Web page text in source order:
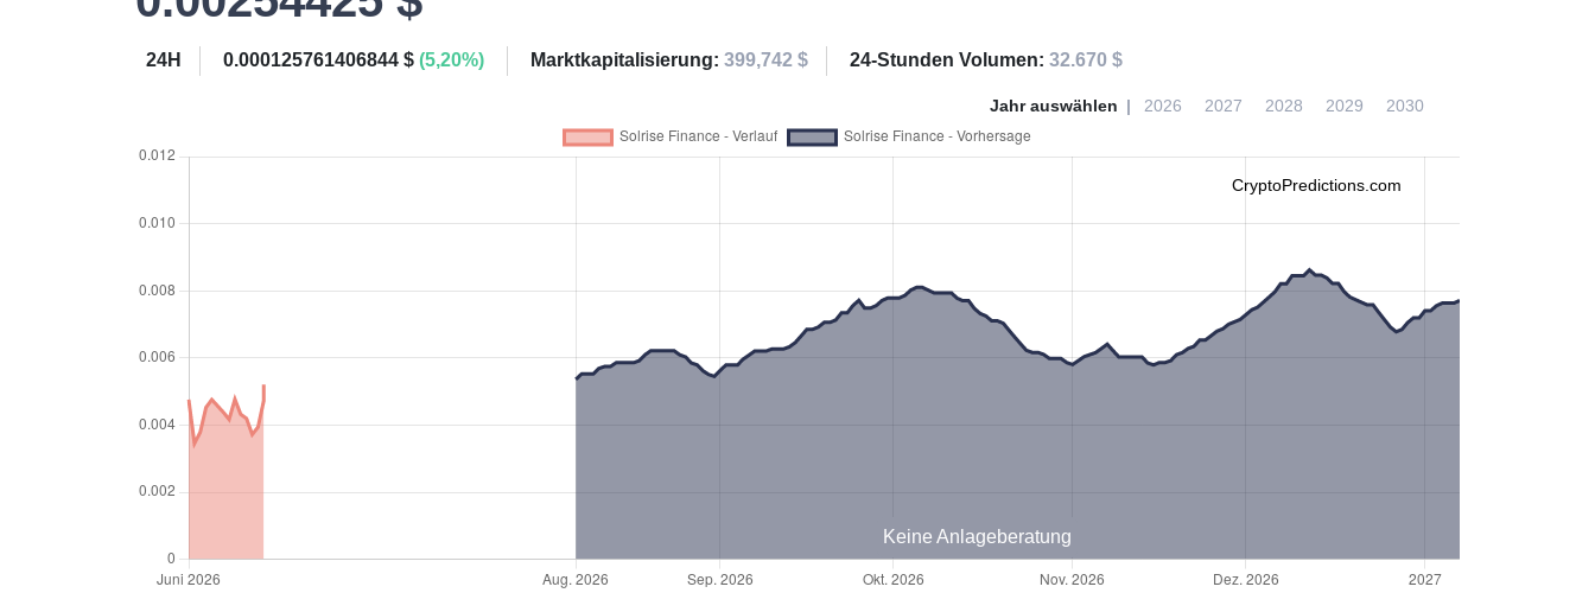
24H 0.000125761406844 $ (5,20%) Marktkapitalisierung: 399,742 $ 24-Stunden Volumen: 32.670 $
Jahr auswählen 2026 2027 2028 2029 2030
CryptoPredictions.com
Keine Anlageberatung